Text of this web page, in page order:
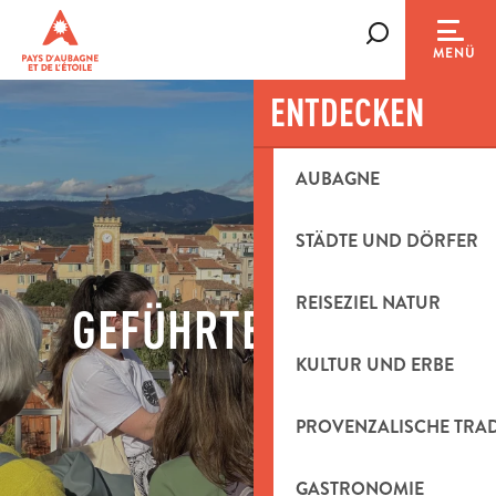
contenu
principal
MENÜ
ENTDECKEN
AUBAGNE
STÄDTE UND DÖRFER
REISEZIEL NATUR
KULTUR UND ERBE
PROVENZALISCHE
GASTRONOMIE
GEFÜHRTE TOUREN